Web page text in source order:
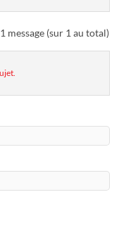
message (sur 1 au total)